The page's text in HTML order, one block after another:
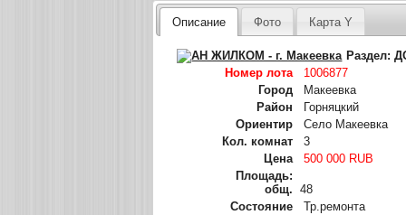
Описание Фото Карта Y
Раздел:
Номер лота
1006877
Город
Макеевка
Район
Горняцкий
Ориентир
Село Макеевка
Кол. комнат
3
Цена
500 000 RUB
Площадь:
общ.
48
Состояние
Тр.ремонта